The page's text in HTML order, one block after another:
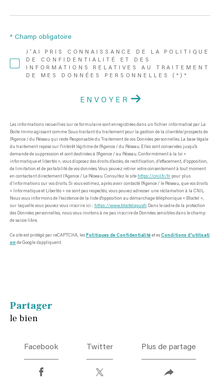
J'AI PRIS CONNAISSANCE DE LA POLITIQUE
DE CONFIDENTIALITÉ ET DES
INFORMATIONS RELATIVES AU TRAITEMENT
DE MES DONNÉES PERSONNELLES (*)*
* Champ obligatoire
ENVOYER
Les informations recueillies sur ce formulaire sont enregistrées dans un fichier informatisé par La
Boite Immo agissant comme Sous-traitant du traitement pour la gestion de la clientèle/prospects de
l'Agence / du Réseau qui reste Responsable du Traitement de vos Données personnelles. La base légale
du traitement repose sur l'intérêt légitime de l'Agence / du Réseau. Elles sont conservées jusqu'à
demande de suppression et sont destinées à l'Agence / au Réseau. Conformément à la loi «
informatique et libertés », vous disposez des droits d’accès, de rectification, d’effacement, d’opposition,
de limitation et de portabilité de vos données. Vous pouvez retirer votre consentement à tout moment
en contactant directement l’Agence / Le Réseau. Consultez le site https://cnil.fr/fr pour plus
d’informations sur vos droits. Si vous estimez, après avoir contacté l'Agence / le Réseau, que vos droits
« Informatique et Libertés » ne sont pas respectés, vous pouvez adresser une réclamation à la CNIL.
Nous vous informons de l’existence de la liste d'opposition au démarchage téléphonique « Bloctel »,
sur laquelle vous pouvez vous inscrire ici : https://www.bloctel.gouv.fr. Dans le cadre de la protection
des Données personnelles, nous vous invitons à ne pas inscrire de Données sensibles dans le champ
de saisie libre.
Ce site est protégé par reCAPTCHA, les Politiques de Confidentialité et es Conditions d'utilisati
on de Google s'appliquent.
partager
le bien
Facebook Twitter Plus de partage